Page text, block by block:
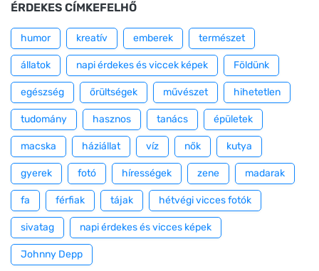
ÉRDEKES CÍMKEFELHŐ
humor kreatív emberek természet
állatok napi érdekes és viccek képek Földünk
egészség őrültségek művészet hihetetlen
tudomány hasznos tanács épületek
macska háziállat víz nők kutya
gyerek fotó hírességek zene madarak
fa férfiak tájak hétvégi vicces fotók
sivatag napi érdekes és vicces képek
Johnny Depp